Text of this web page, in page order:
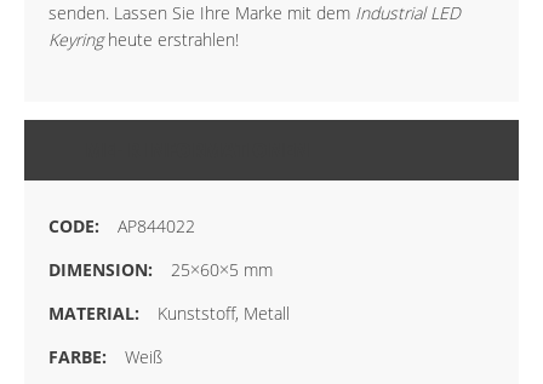
senden. Lassen Sie Ihre Marke mit dem Industrial LED
Keyringheute erstrahlen!
AP844022
25×60×5 mm
Kunststoff, Metall
Weiß